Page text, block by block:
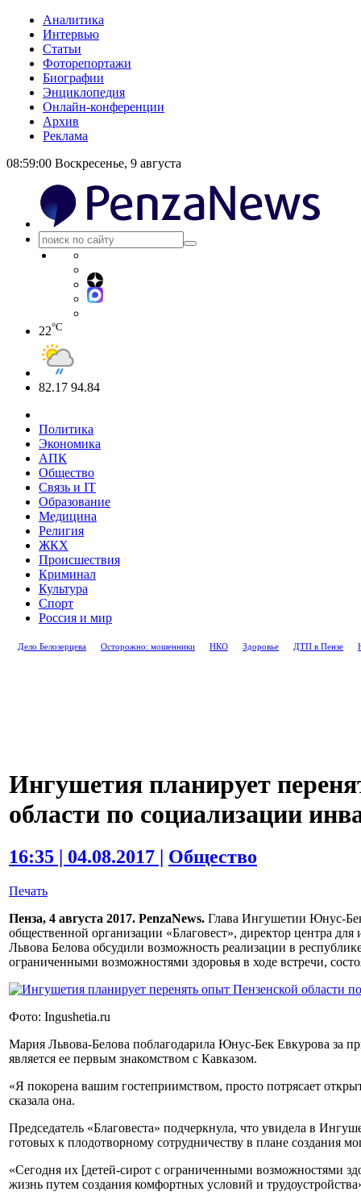
Аналитика
Интервью
Статьи
Фоторепортажи
Биографии
Энциклопедия
Онлайн-конференции
Архив
Реклама
08:59:00 Воскресенье, 9 августа
22°C
82.17 94.84
Политика
Экономика
АПК
Общество
Связь и IT
Образование
Медицина
Религия
ЖКХ
Происшествия
Криминал
Культура
Спорт
Россия и мир
Дело Белозерцева Осторожно: мошенники НКО Здоровье ДТП в Пензе
Ингушетия планирует
области по социализации
16:35 | 04.08.2017 | Общество
Печать
Пенза, 4 августа 2017. PenzaNews. Глава Ингушетии Юнус-
общественной организации «Благовест», директор центра
Львова Белова обсудили возможность реализации в
ограниченными возможностями здоровья в ходе встречи,
Фото: Ingushetia.ru
Мария Львова-Белова поблагодарила Юнус-Бек Евкурова за
является ее первым знакомством с Кавказом.
«Я покорена вашим гостеприимством, просто потрясает
сказала она.
Председатель «Благовеста» подчеркнула, что увидела в
готовых к плодотворному сотрудничеству в плане создания
«Сегодня их [детей-сирот с ограниченными возможностями
жизнь путем создания комфортных условий и